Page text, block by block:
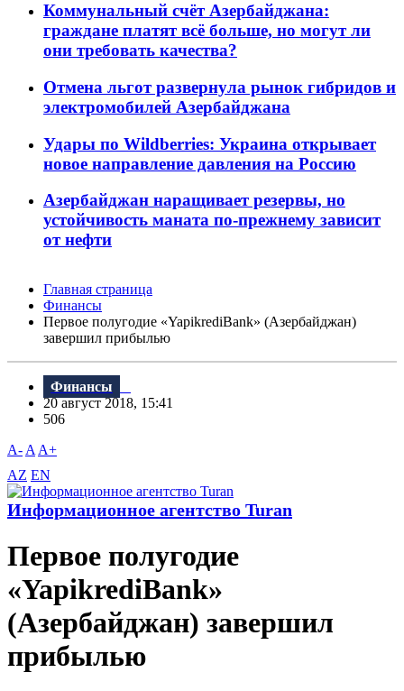
Коммунальный счёт Азербайджана:
граждане платят всё больше, но могут ли
они требовать качества?
Отмена льгот развернула рынок гибридов и
электромобилей Азербайджана
Удары по Wildberries: Украина открывает
новое направление давления на Россию
Азербайджан наращивает резервы, но
устойчивость маната по-прежнему зависит
от нефти
Главная страница
Финансы
Первое полугодие «YapikrediBank» (Азербайджан)
завершил прибылью
Финансы
20 август 2018, 15:41
506
A- A A+
AZ EN
Информационное агентство Turan
Первое полугодие
«YapikrediBank»
(Азербайджан) завершил
прибылью